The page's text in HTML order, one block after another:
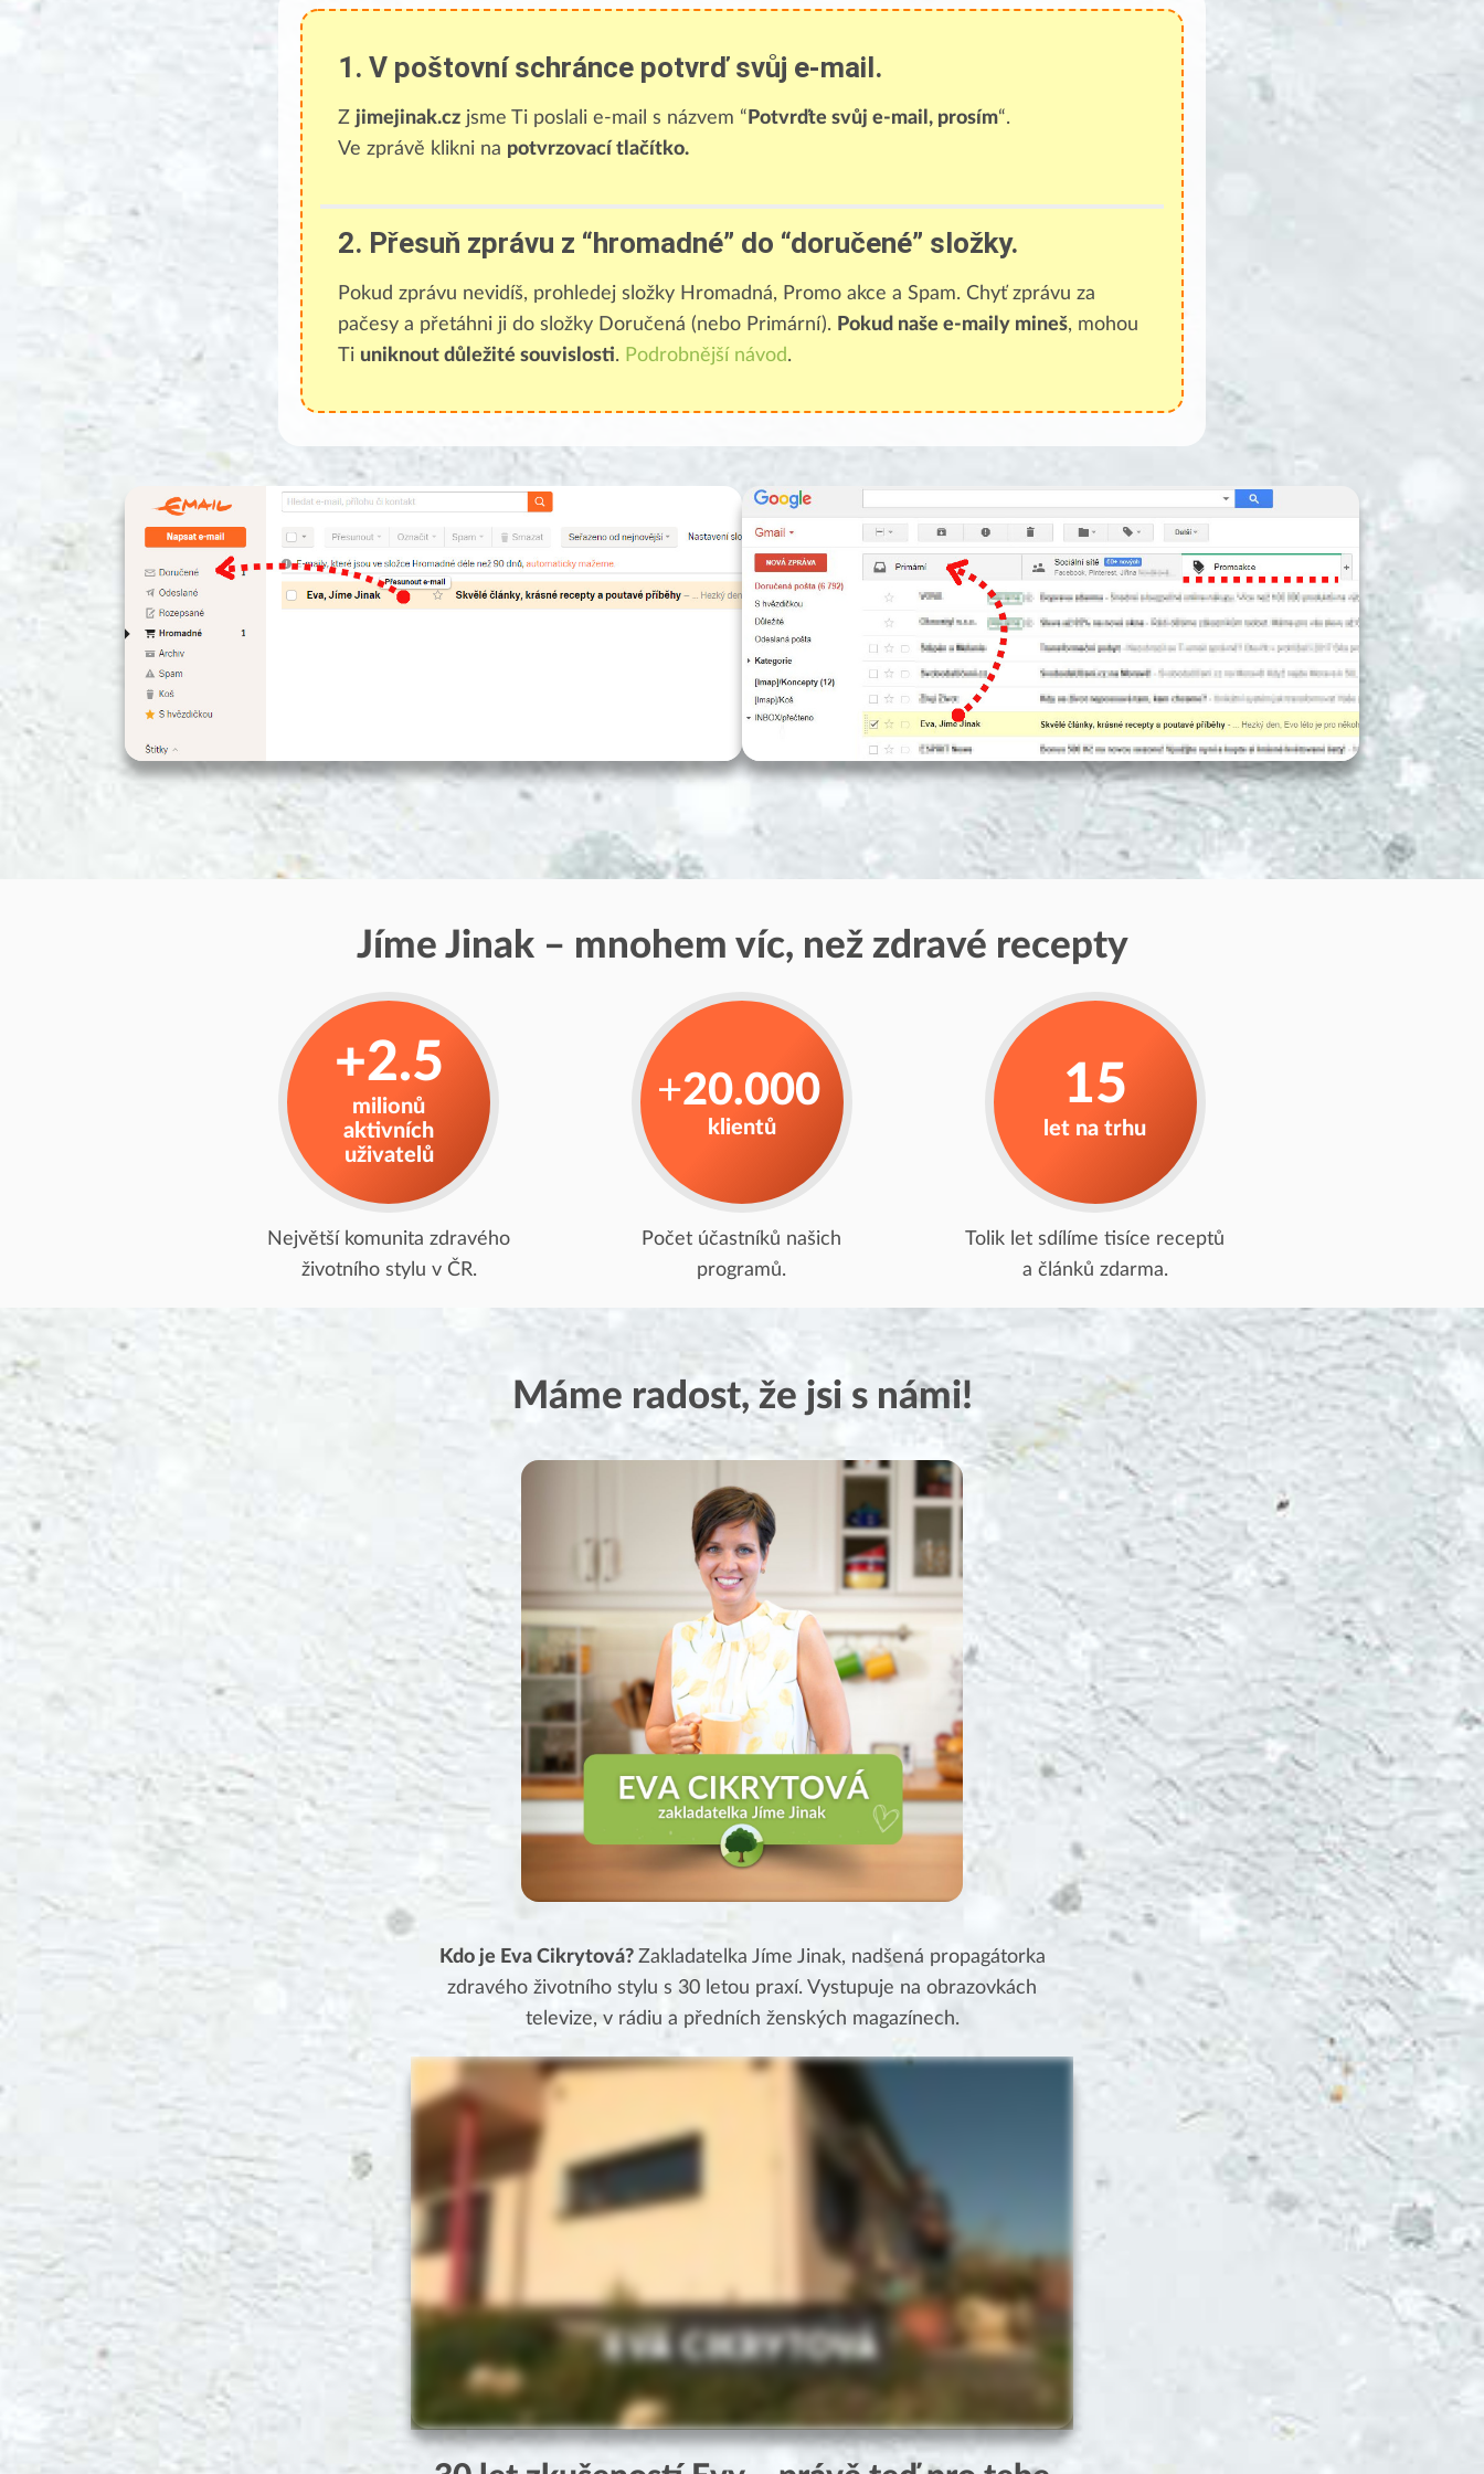
1. V poštovní schránce potvrď svůj e-mail.
Z jimejinak.cz jsme Ti poslali e-mail s názvem “ Potvrďte svůj e-mail, prosím“.
Ve zprávě klikni na potvrzovací tlačítko.
2. Přesuň zprávu z “hromadné” do “doručené” složky.
Pokud zprávu nevidíš, prohledej složky Hromadná, Promo akce a Spam. Chyť zprávu za
pačesy a přetáhni ji do složky Doručená (nebo Primární). Pokud naše e-maily mineš, mohou
Ti uniknout důležité souvislosti. Podrobnější návod.
Jíme Jinak – mnohem víc, než zdravé recepty
+2.5
milionů
aktivních
uživatelů
Největší komunita zdravého
životního stylu v ČR.
+20.000
klientů
Počet účastníků našich
programů.
15
let na trhu
Tolik let sdílíme tisíce receptů
a článků zdarma.
Máme radost, že jsi s námi!
Kdo je Eva Cikrytová? Zakladatelka Jíme Jinak, nadšená propagátorka
zdravého životního stylu s 30 letou praxí. Vystupuje na obrazovkách
televize, v rádiu a předních ženských magazínech.